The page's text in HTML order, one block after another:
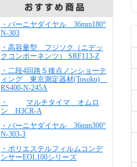
・バーニヤダイヤル 36mm180°
N-303
・高容量型 フジソク（ニデッ
クコンポーネンツ） SRF113-Z
・二段4回路５接点ノンショーテ
ィング 東京測定器材(Tosoku)
RS400-N-245A
・
マルチタイマ オムロ
ン H3CR-A
・バーニヤダイヤル 36mm300°
N-303-3
・ポリエステルフィルムコンデ
ンサーEOL100シリーズ